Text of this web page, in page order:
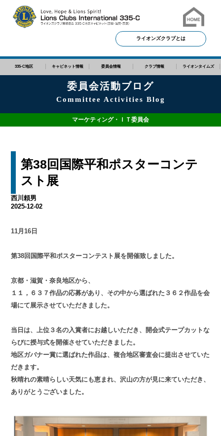
ライオンズクラブとは
335-C地区 キャビネット情報 委員会情報 クラブ情報 ライオンタイムズ
委員会活動ブログ
Committee Activities Blog
マーケティング・ＩＴ委員会
第38回国際平和ポスターコンテ
スト展
西川頼男
2025-12-02
11月16日
第38回国際平和ポスターコンテスト展を開催致しました。
京都・滋賀・奈良地区から、
１１，６３７作品の応募があり、その中から選ばれた３６２作品を会
場にて展示させていただきました。
当日は、上位３名の入賞者にお越しいただき、開会式テープカットな
らびに授与式を開催させていただきました。
地区ガバナー賞に選ばれた作品は、複合地区審査会に提出させていた
だきます。
秋晴れの素晴らしい天気にも恵まれ、沢山の方が見に来ていただき、
ありがとうございました。